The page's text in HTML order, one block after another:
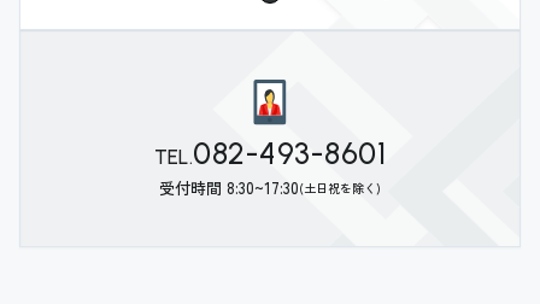
TEL.082-493-8601
受付時間 8:30~17:30(土日祝を除く)